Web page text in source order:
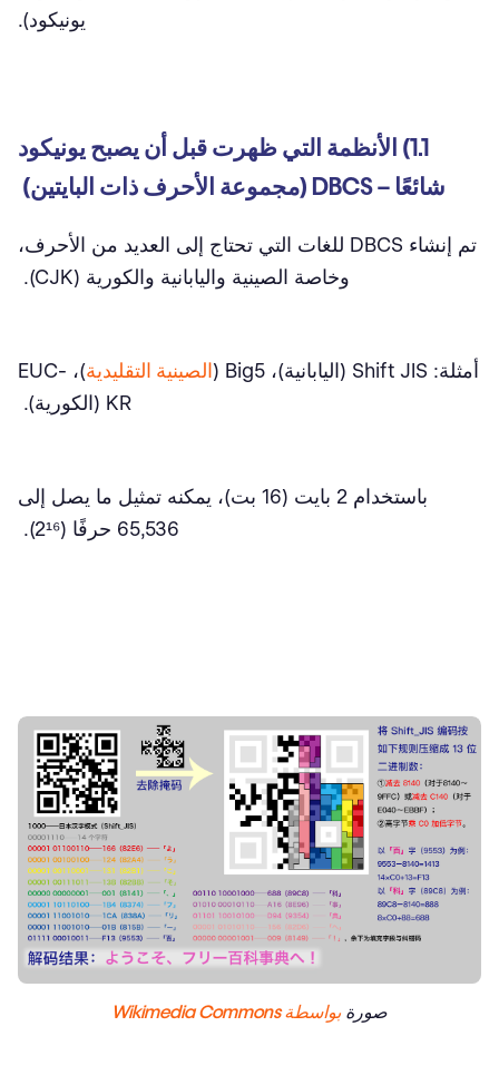
يونيكود).
1.1) الأنظمة التي ظهرت قبل أن يصبح يونيكود
شائعًا – DBCS (مجموعة الأحرف ذات البايتين)
تم إنشاء DBCS للغات التي تحتاج إلى العديد من الأحرف،
وخاصة الصينية واليابانية والكورية (CJK).
أمثلة: Shift JIS (اليابانية)، Big5 ( الصينية التقليدية
)، EUC-
KR (الكورية).
باستخدام 2 بايت (16 بت)، يمكنه تمثيل ما يصل إلى
65,536 حرفًا (2¹⁶).
صورةبواسطة Wikimedia Commons